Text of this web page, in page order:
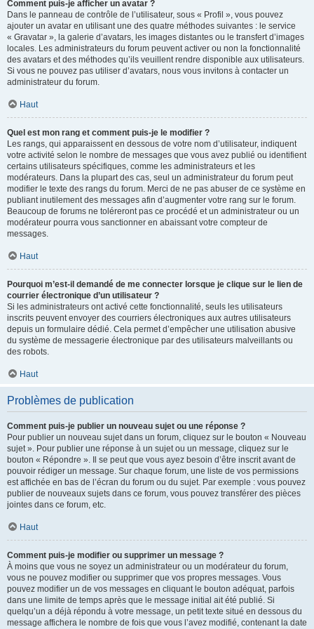
Comment puis-je afficher un avatar ?
Dans le panneau de contrôle de l’utilisateur, sous « Profil », vous pouvez
ajouter un avatar en utilisant une des quatre méthodes suivantes : le service
« Gravatar », la galerie d’avatars, les images distantes ou le transfert d’images
locales. Les administrateurs du forum peuvent activer ou non la fonctionnalité
des avatars et des méthodes qu’ils veuillent rendre disponible aux utilisateurs.
Si vous ne pouvez pas utiliser d’avatars, nous vous invitons à contacter un
administrateur du forum.
Haut
Quel est mon rang et comment puis-je le modifier ?
Les rangs, qui apparaissent en dessous de votre nom d’utilisateur, indiquent
votre activité selon le nombre de messages que vous avez publié ou identifient
certains utilisateurs spécifiques, comme les administrateurs et les
modérateurs. Dans la plupart des cas, seul un administrateur du forum peut
modifier le texte des rangs du forum. Merci de ne pas abuser de ce système en
publiant inutilement des messages afin d’augmenter votre rang sur le forum.
Beaucoup de forums ne toléreront pas ce procédé et un administrateur ou un
modérateur pourra vous sanctionner en abaissant votre compteur de
messages.
Haut
Pourquoi m’est-il demandé de me connecter lorsque je clique sur le lien de
courrier électronique d’un utilisateur ?
Si les administrateurs ont activé cette fonctionnalité, seuls les utilisateurs
inscrits peuvent envoyer des courriers électroniques aux autres utilisateurs
depuis un formulaire dédié. Cela permet d’empêcher une utilisation abusive
du système de messagerie électronique par des utilisateurs malveillants ou
des robots.
Haut
Problèmes de publication
Comment puis-je publier un nouveau sujet ou une réponse ?
Pour publier un nouveau sujet dans un forum, cliquez sur le bouton « Nouveau
sujet ». Pour publier une réponse à un sujet ou un message, cliquez sur le
bouton « Répondre ». Il se peut que vous ayez besoin d’être inscrit avant de
pouvoir rédiger un message. Sur chaque forum, une liste de vos permissions
est affichée en bas de l’écran du forum ou du sujet. Par exemple : vous pouvez
publier de nouveaux sujets dans ce forum, vous pouvez transférer des pièces
jointes dans ce forum, etc.
Haut
Comment puis-je modifier ou supprimer un message ?
À moins que vous ne soyez un administrateur ou un modérateur du forum,
vous ne pouvez modifier ou supprimer que vos propres messages. Vous
pouvez modifier un de vos messages en cliquant le bouton adéquat, parfois
dans une limite de temps après que le message initial ait été publié. Si
quelqu’un a déjà répondu à votre message, un petit texte situé en dessous du
message affichera le nombre de fois que vous l’avez modifié, contenant la date